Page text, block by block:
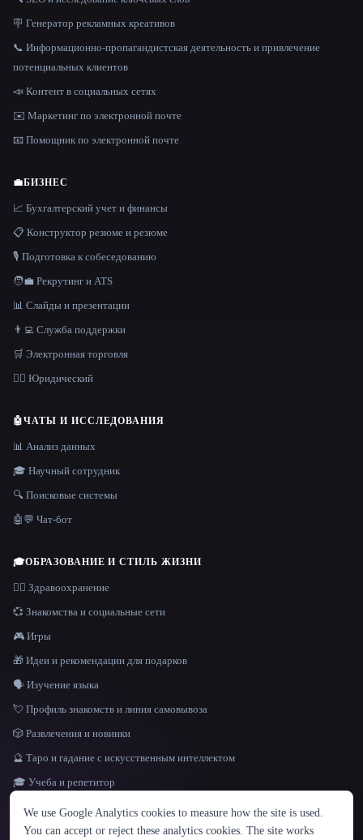
ЯЗЫК
English español Français Русский 简体中文
🪧 Генератор рекламных креативов
📞 Информационно-пропагандистская деятельность и привлечение
потенциальных клиентов
📣 Контент в социальных сетях
✉️ Маркетинг по электронной почте
📧 Помощник по электронной почте
💼БИЗНЕС
📈 Бухгалтерский учет и финансы
📋 Конструктор резюме и резюме
🎙️ Подготовка к собеседованию
🧑‍💼 Рекрутинг и ATS
📊 Слайды и презентации
👨‍💻 Служба поддержки
🛒 Электронная торговля
👩‍⚖️ Юридический
🤖ЧАТЫ И ИССЛЕДОВАНИЯ
📊 Анализ данных
🎓 Научный сотрудник
🔍 Поисковые системы
🤖💬 Чат-бот
🎓ОБРАЗОВАНИЕ И СТИЛЬ ЖИЗНИ
👩‍⚕️ Здравоохранение
💞 Знакомства и социальные сети
🎮 Игры
🎁 Идеи и рекомендации для подарков
🗣️ Изучение языка
💘 Профиль знакомств и линия самовывоза
🎲 Развлечения и новинки
🔮 Таро и гадание с искусственным интеллектом
🎓 Учеба и репетитор
We use Google Analytics cookies to measure how the site is used.
You can accept or reject these analytics cookies. The site works